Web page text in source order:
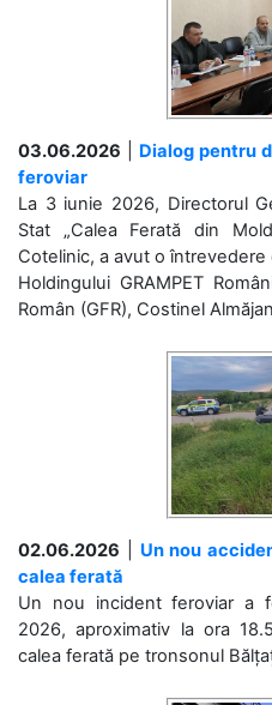
03.06.2026
Dialog pentru
feroviar
La 3 iunie 2026, Directorul
Stat „Calea Ferată din
Cotelinic, a avut o
Holdingului GRAMPET
Român (GFR), Costinel
02.06.2026
Un nou
calea ferată
Un nou incident feroviar a
2026, aproximativ la ora
calea ferată pe tronsonul